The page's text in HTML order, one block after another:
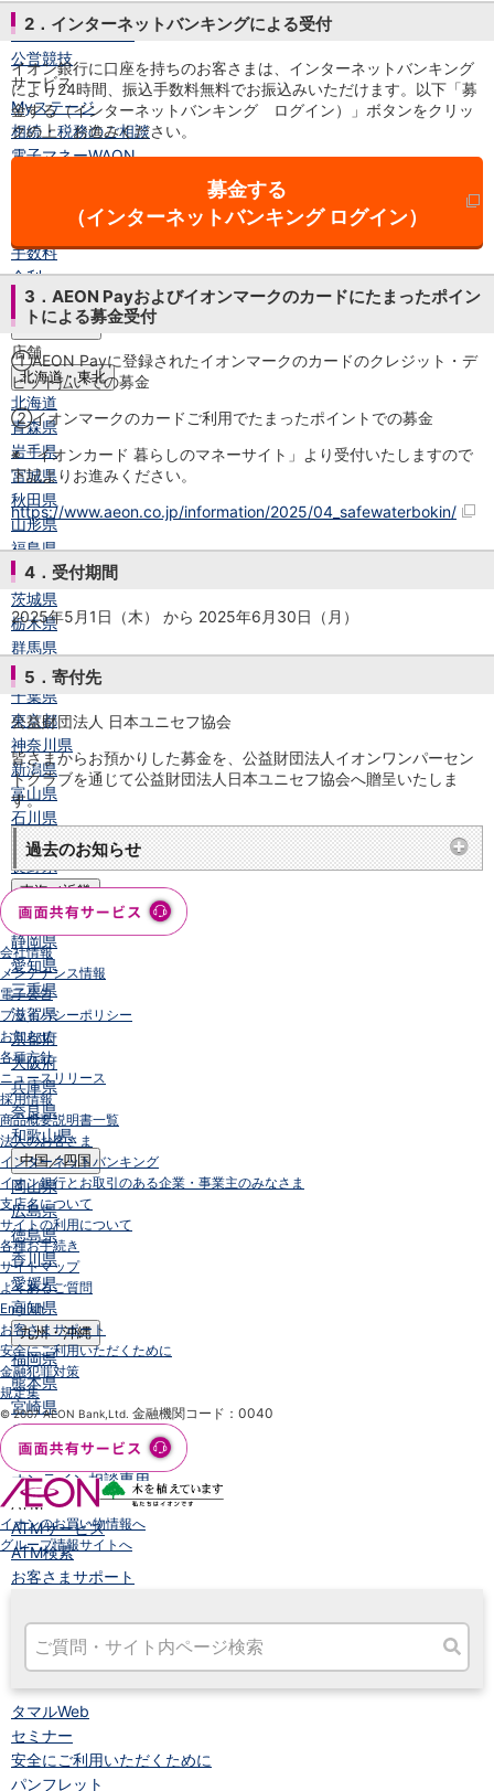
WEB即時決済サービス
スマホ決済アプリ
公営競技
サービス
Myステージ
相続・税務のご相談
電子マネーWAON
その他サービス
手数料
金利
キャンペーン
店舗・ATM
店舗
北海道・東北
北海道
青森県
岩手県
宮城県
秋田県
山形県
福島県
関東／北陸・甲信越
茨城県
栃木県
群馬県
埼玉県
千葉県
東京都
神奈川県
新潟県
富山県
石川県
山梨県
長野県
東海／近畿
岐阜県
静岡県
愛知県
三重県
滋賀県
京都府
大阪府
兵庫県
奈良県
和歌山県
中国／四国
岡山県
広島県
徳島県
香川県
愛媛県
高知県
九州・沖縄
福岡県
熊本県
宮崎県
鹿児島県
沖縄県
オンライン相談専用
ATM
ATMサービス
ATM検索
お客さまサポート
タマルWeb
セミナー
安全にご利用いただくために
パンフレット
2．インターネットバンキングによる受付
イオン銀行に口座を持ちのお客さまは、インターネットバンキング
により24時間、振込手数料無料でお振込みいただけます。以下「募
金する（インターネットバンキング ログイン）」ボタンをクリッ
クの上、お進みください。
募金する
（インターネットバンキング ログイン）
3．AEON Payおよびイオンマークのカードにたまったポイン
トによる募金受付
①AEON Payに登録されたイオンマークのカードのクレジット・デ
ビット払いでの募金
②イオンマークのカードご利用でたまったポイントでの募金
※「イオンカード 暮らしのマネーサイト」より受付いたしますので
下記よりお進みください。
https://www.aeon.co.jp/information/2025/04_safewaterbokin/
4．受付期間
2025年5月1日（木） から 2025年6月30日（月）
5．寄付先
公益財団法人 日本ユニセフ協会
皆さまからお預かりした募金を、公益財団法人イオンワンパーセン
トクラブを通じて公益財団法人日本ユニセフ協会へ贈呈いたしま
す。
過去のお知らせ
会社情報
メンテナンス情報
電子公告
プライバシーポリシー
お知らせ
各種方針
ニュースリリース
採用情報
商品概要説明書一覧
法人のお客さま
インターネットバンキング
イオン銀行とお取引のある企業・事業主のみなさま
支店名について
サイトの利用について
各種お手続き
サイトマップ
よくあるご質問
English
お客さまサポート
安全にご利用いただくために
金融犯罪対策
規定集
© 2007 AEON Bank,Ltd. 金融機関コード：0040
イオンのお買い物情報へ
グループ情報サイトへ